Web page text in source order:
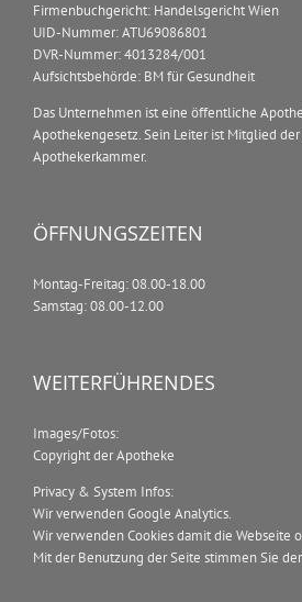
Firmenbuchgericht: Handelsgericht Wien
UID-Nummer: ATU69086801
DVR-Nummer: 4013284/001
Aufsichtsbehörde: BM für Gesundheit
Das Unternehmen ist eine öffentliche
Apothekengesetz. Sein Leiter ist Mitglied
Apothekerkammer.
ÖFFNUNGSZEITEN
Montag-Freitag: 08.00-18.00
Samstag: 08.00-12.00
WEITERFÜHRENDES
Images/Fotos:
Copyright der Apotheke
Privacy & System Infos:
Wir verwenden Google Analytics.
Wir verwenden Cookies damit die Webseite
Mit der Benutzung der Seite stimmen Sie